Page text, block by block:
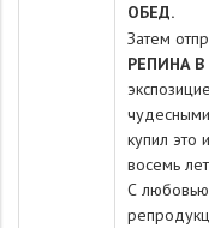
ОБЕД.
Затем
РЕПИНА В
купил это
восемь
С любовью